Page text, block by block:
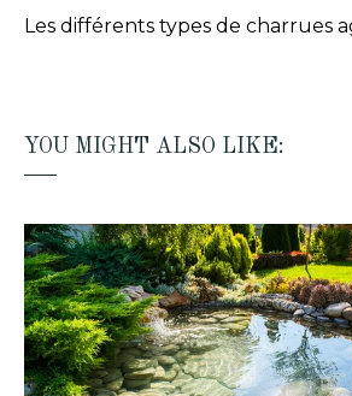
Les différents types de charrues
YOU MIGHT ALSO LIKE: